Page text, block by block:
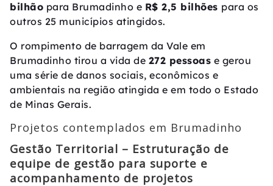
bilhão para Brumadinho e R$ 2,5 bilhões para os
outros 25 municípios atingidos.
O rompimento de barragem da Vale em
Brumadinho tirou a vida de 272 pessoas e gerou
uma série de danos sociais, econômicos e
ambientais na região atingida e em todo o Estado
de Minas Gerais.
Projetos contemplados em Brumadinho
Gestão Territorial – Estruturação de
equipe de gestão para suporte e
acompanhamento de projetos